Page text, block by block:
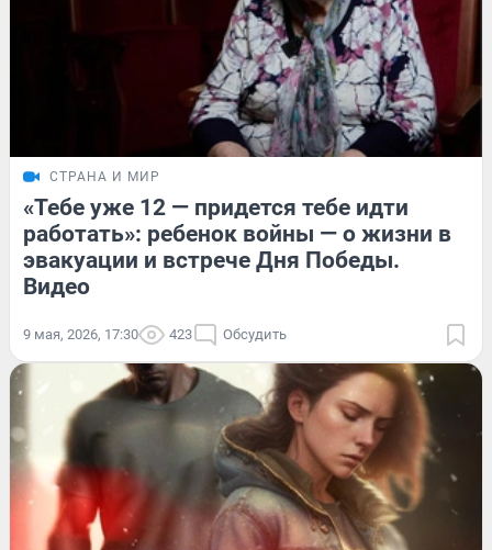
СТРАНА И МИР
«Тебе уже 12 — придется тебе идти
работать»: ребенок войны — о жизни в
эвакуации и встрече Дня Победы.
Видео
9 мая, 2026, 17:30 423 Обсудить